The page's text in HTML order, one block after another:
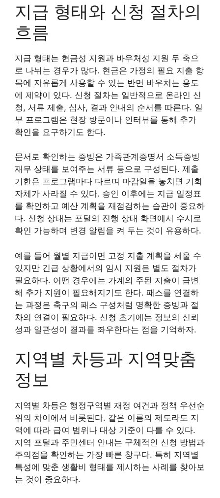
지급 형태와 신청 절차의
흐름
지급 형태는 현금성 지원과 바우처성 지원 두 축으
로 나뉘는 경우가 많다. 현금은 가정의 필요 지출 항
목에 자유롭게 사용할 수 있는 반면 바우처는 용도
에 제약이 있다. 신청 절차는 일반적으로 온라인 신
청, 서류 제출, 심사, 결과 안내의 순서를 따른다. 일
부 프로그램은 현장 방문이나 인터뷰를 통해 추가
확인을 요구하기도 한다.
문서로 확인하는 증빙은 가족관계증명서 소득증빙
재무 상태를 보여주는 서류 등으로 구성된다. 제출
기한은 프로그램마다 다르며 마감일을 놓치면 기회
자체가 사라질 수 있다. 승인 이후에는 지급 일정표
를 확인하고 예산 계획을 재점검하는 습관이 중요하
다. 신청 상태는 포털의 진행 상태 화면에서 수시로
확인 가능하며 변경 알림을 켜 두는 것이 유용하다.
예를 들어 월별 지급이면 고정 지출 계획을 세울 수
있지만 긴급 상황에서의 임시 지원은 별도 절차가
필요하다. 어떤 경우에는 가계의 주된 지출이 급변
해 추가 지원이 필요해지기도 한다. 패스를 연결하
는 과정은 축구의 패스 구성처럼 명확한 증빙과 절
차의 연결이 필요하다. 신청 초기에는 정보의 신뢰
성과 일관성이 결과를 좌우한다는 점을 기억하자.
지역별 차등과 지역맞춤
정보
지역별 차등은 행정구역별 재정 여건과 정책 우선순
위의 차이에서 비롯된다. 같은 이름의 제도라도 지
역에 따라 급여 범위나 대상 기준이 다를 수 있다.
지역 포털과 주민센터 안내는 구체적인 신청 방법과
주의점을 확인하는 가장 빠른 창구다. 특히 지역별
특성에 맞춘 생활비 형태를 제시하는 사례를 찾아보
는 것이 중요하다.